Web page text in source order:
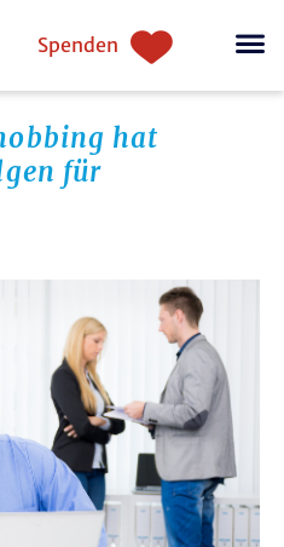
Spenden
hat
für